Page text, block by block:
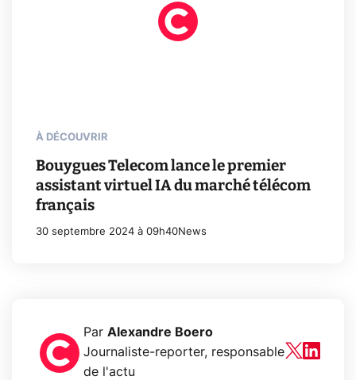
À DÉCOUVRIR
Bouygues Telecom lance le premier
assistant virtuel IA du marché télécom
français
30 septembre 2024 à 09h40News
Par Alexandre Boero
Journaliste-reporter, responsable
de l'actu